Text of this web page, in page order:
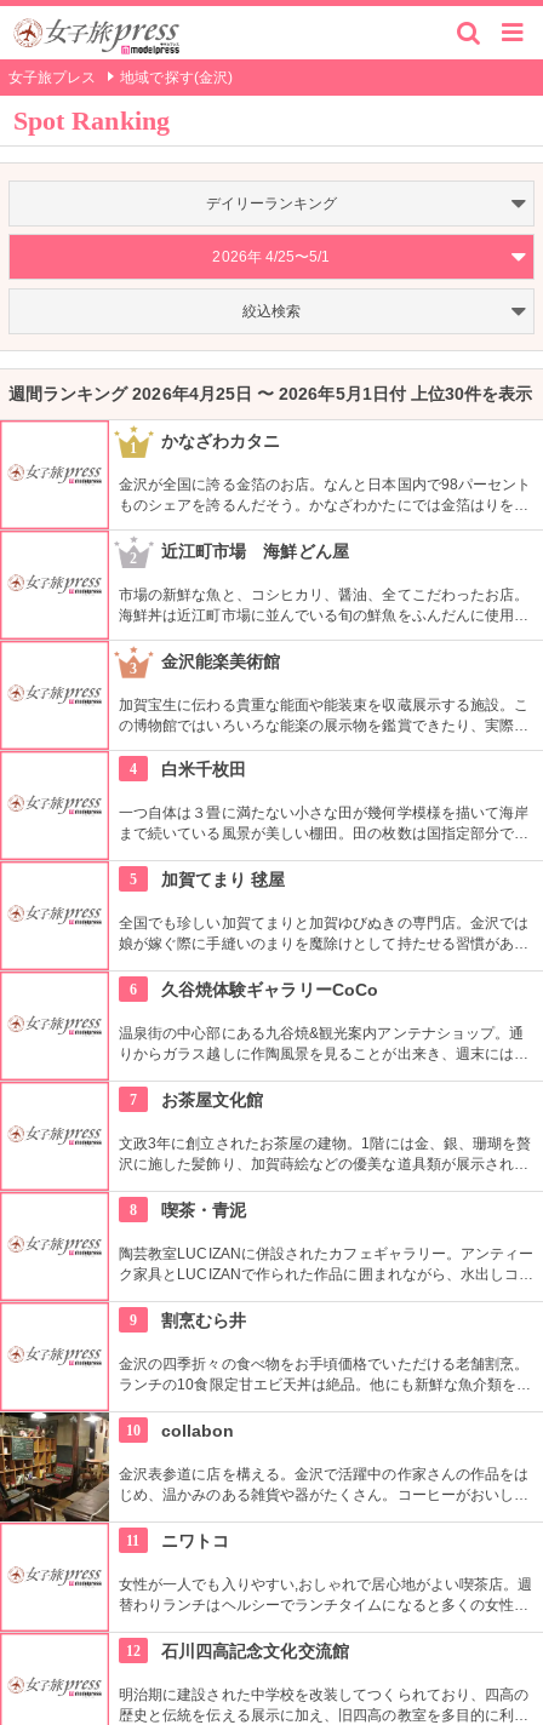
女子旅プレス 地域で探す(金沢)
Spot Ranking
デイリーランキング
2026年 4/25〜5/1
絞込検索
週間ランキング 2026年4月25日 〜 2026年5月1日付 上位30件を表示
1 かなざわカタニ
金沢が全国に誇る金箔のお店。なんと日本国内で98パーセント
ものシェアを誇るんだそう。かなざわかたにでは金箔はりを体
験できます。金箔づくりを楽しんじゃおう。
2
近江町市場 海鮮どん屋
市場の新鮮な魚と、コシヒカリ、醤油、全てこだわったお店。
海鮮丼は近江町市場に並んでいる旬の鮮魚をふんだんに使用し
た贅沢な一品。また、海鮮丼と共に、金沢らしい一品料理や地
酒も楽しめる。
3 金沢能楽美術館
加賀宝生に伝わる貴重な能面や能装束を収蔵展示する施設。こ
の博物館ではいろいろな能楽の展示物を鑑賞できたり、実際に
能楽の格好をして能楽を体験できる。プロの方の指導も魅力の
一つ。金沢希少伝統工芸の専門アンテナショップ「金沢・クラ
4 白米千枚田
一つ自体は３畳に満たない小さな田が幾何学模様を描いて海岸
まで続いている風景が美しい棚田。田の枚数は国指定部分で
く様は言葉に例えられないほどに美しい。「道の駅・千枚田ポ
ケットパーク」からがベストな撮影ポイント。
5 加賀てまり 毬屋
全国でも珍しい加賀てまりと加賀ゆびぬきの専門店。金沢では
娘が嫁ぐ際に手縫いのまりを魔除けとして持たせる習慣があ
していて、自分でてまりやゆびぬきを作ることもできる。
6 久谷焼体験ギャラリーCoCo
温泉街の中心部にある九谷焼&観光案内アンテナショップ。通
りからガラス越しに作陶風景を見ることが出来き、週末にはお
「すぱクロくん」絵柄もあり。九谷焼の上絵付け体験で世界で
ひとつの「マイ器」を作ってみよう。
7 お茶屋文化館
文政3年に創立されたお茶屋の建物。1階には金、銀、珊瑚を贅
沢に施した髪飾り、加賀蒔絵などの優美な道具類が展示されて
られている。
8 喫茶・青泥
陶芸教室LUCIZANに併設されたカフェギャラリー。アンティー
ク家具とLUCIZANで作られた作品に囲まれながら、水出しコー
9
割烹むら井
金沢の四季折々の食べ物をお手頃価格でいただける老舗割烹。
ランチの10食限定甘エビ天丼は絶品。他にも新鮮な魚介類をお
は能登和牛石焼料理も楽しめる。
10 collabon
金沢表参道に店を構える。金沢で活躍中の作家さんの作品をは
じめ、温かみのある雑貨や器がたくさん。コーヒーがおいしい
11
ニワトコ
女性が一人でも入りやすい,おしゃれで居心地がよい喫茶店。週
替わりランチはヘルシーでランチタイムになると多くの女性で
12
石川四高記念文化交流館
明治期に建設された中学校を改装してつくられており、四高の
歴史と伝統を伝える展示に加え、旧四高の教室を多目的に利用